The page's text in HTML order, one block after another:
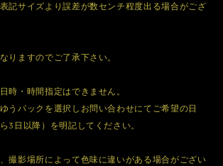
記サイズより誤差が数センチ程度出る場合がござ
りますのでご了承下さい。
時・時間指定はできません。
うパックを選択しお問い合わせにてご希望の日
3日以降）を明記してください。
撮影場所によって色味に違いがある場合がござい